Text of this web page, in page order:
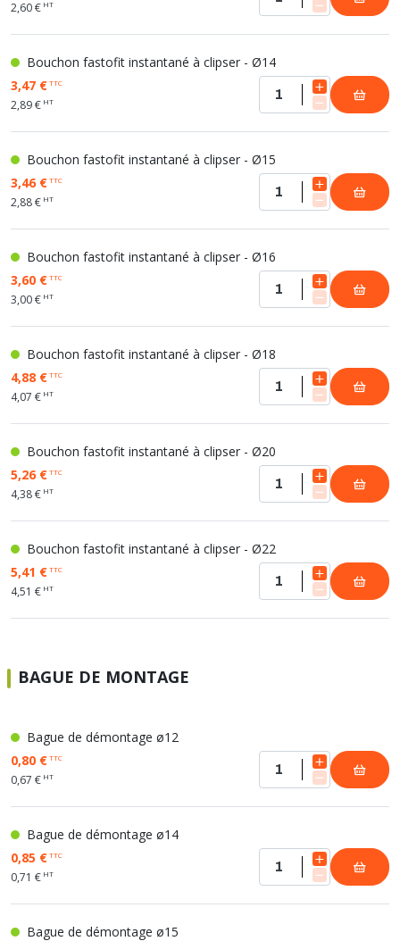
2,60 € HT
Bouchon fastofit instantané à clipser - Ø14
3,47 €TTC
2,89 € HT
Bouchon fastofit instantané à clipser - Ø15
3,46 €TTC
2,88 € HT
Bouchon fastofit instantané à clipser - Ø16
3,60 €TTC
3,00 € HT
Bouchon fastofit instantané à clipser - Ø18
4,88 €TTC
4,07 € HT
Bouchon fastofit instantané à clipser - Ø20
5,26 €TTC
4,38 € HT
Bouchon fastofit instantané à clipser - Ø22
5,41 €TTC
4,51 € HT
BAGUE DE MONTAGE
Bague de démontage ø12
0,80 €TTC
0,67 € HT
Bague de démontage ø14
0,85 €TTC
0,71 € HT
Bague de démontage ø15